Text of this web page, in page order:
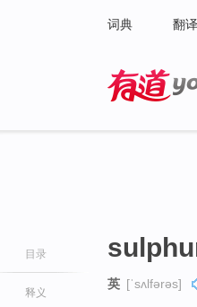
词典 翻译
目录
释义
英 [ˈsʌlfərəs]